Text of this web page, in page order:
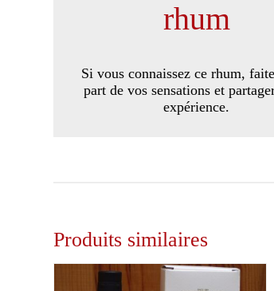
rhum
Si vous connaissez ce rhum,
part de vos sensations et
expérience.
Produits similaires